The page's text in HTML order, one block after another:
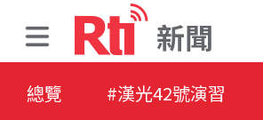
新聞
總覽 #漢光42號演習